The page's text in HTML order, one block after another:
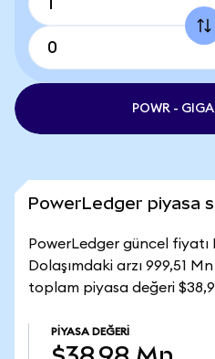
POWR -
PowerLedger piyasa
PowerLedger güncel fiyatı
Dolaşımdaki arzı 999,51
toplam piyasa değeri
PIYASA DEĞERI